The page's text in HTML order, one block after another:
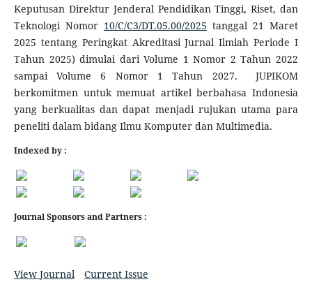
Keputusan Direktur Jenderal Pendidikan Tinggi, Riset, dan
Teknologi Nomor 10/C/C3/DT.05.00/2025 tanggal 21 Maret
2025 tentang Peringkat Akreditasi Jurnal Ilmiah Periode I
Tahun 2025) dimulai dari Volume 1 Nomor 2 Tahun 2022
sampai Volume 6 Nomor 1 Tahun 2027. JUPIKOM
berkomitmen untuk memuat artikel berbahasa Indonesia
yang berkualitas dan dapat menjadi rujukan utama para
peneliti dalam bidang Ilmu Komputer dan Multimedia.
Indexed by :
Journal Sponsors and Partners :
View Journal Current Issue